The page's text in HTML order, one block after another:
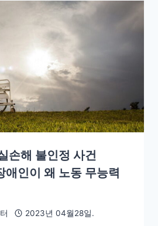
손해 불인정 사건
인이 왜 노동 무능력
2023년 04월28일.